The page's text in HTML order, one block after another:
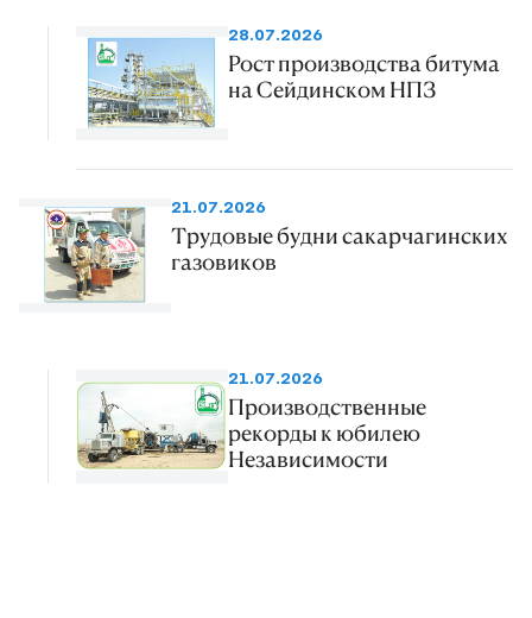
28.07.2026
Рост производства битума
на Сейдинском НПЗ
21.07.2026
Трудовые будни сакарчагинских
газовиков
21.07.2026
Производственные
рекорды к юбилею
Независимости